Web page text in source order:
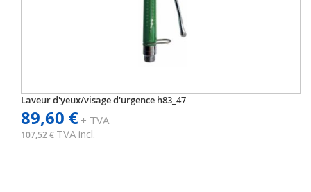
Laveur d'yeux/visage d'urgence h83_47
89,60 €+ TVA
107,52 € TVA incl.